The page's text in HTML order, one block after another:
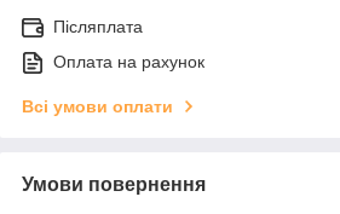
Післяплата
Оплата на рахунок
Всі умови оплати
Умови повернення